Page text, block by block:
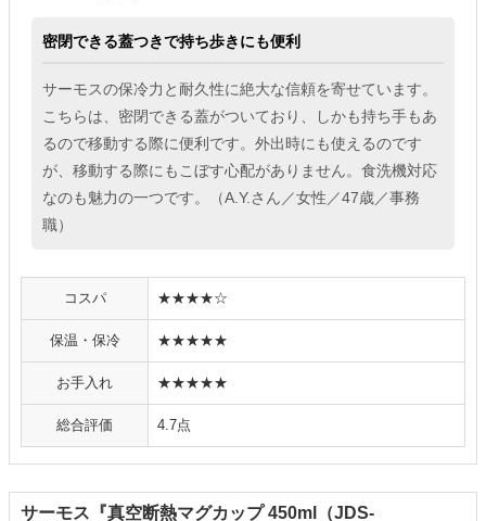
密閉できる蓋つきで持ち歩きにも便利
サーモスの保冷力と耐久性に絶大な信頼を寄せています。
こちらは、密閉できる蓋がついており、しかも持ち手もあ
るので移動する際に便利です。外出時にも使えるのです
が、移動する際にもこぼす心配がありません。食洗機対応
なのも魅力の一つです。（A.Y.さん／女性／47歳／事務
職）
コスパ ★★★★☆
保温・保冷 ★★★★★
お手入れ ★★★★★
総合評価 4.7点
サーモス『真空断熱マグカップ 450ml（JDS-